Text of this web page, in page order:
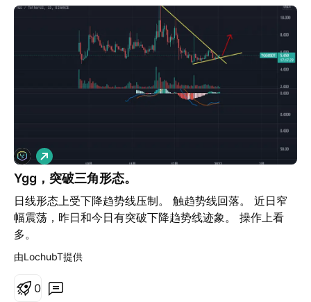
Ygg，突破三角形态。
日线形态上受下降趋势线压制。 触趋势线回落。 近日窄
幅震荡，昨日和今日有突破下降趋势线迹象。 操作上看
多。
做
多
由LochubT提供
0